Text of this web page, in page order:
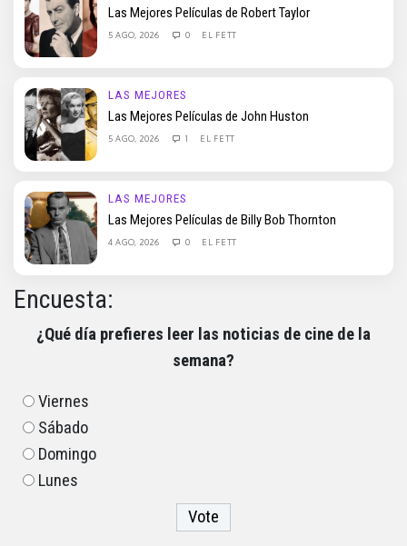
Las Mejores Películas de Robert Taylor
5 AGO, 2026 0 EL FETT
LAS MEJORES
Las Mejores Películas de John Huston
5 AGO, 2026 1 EL FETT
LAS MEJORES
Las Mejores Películas de Billy Bob Thornton
4 AGO, 2026 0 EL FETT
Encuesta:
¿Qué día prefieres leer las noticias de cine de la
semana?
Viernes
Sábado
Domingo
Lunes